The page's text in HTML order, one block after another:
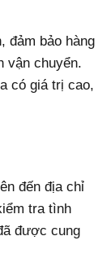
đảm bảo hàng
vận chuyển.
có giá trị cao,
đến địa chỉ
tra tình
được cung